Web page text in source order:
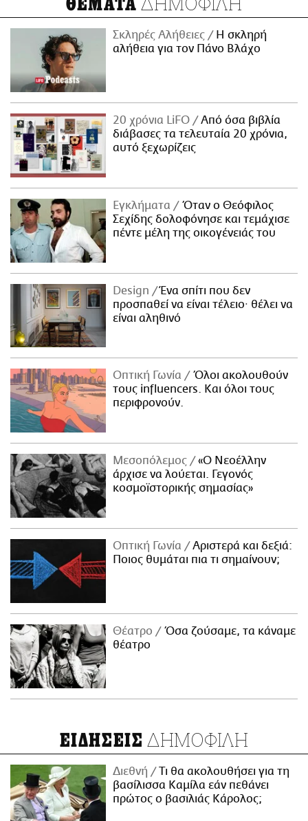
Σκληρές Αλήθειες
H σκληρή
αλήθεια για τον Πάνο Βλάχο
20 χρόνια LiFO
Από όσα βιβλία
διάβασες τα τελευταία 20 χρόνια,
αυτό ξεχωρίζεις
Εγκλήματα
Όταν ο Θεόφιλος
Σεχίδης δολοφόνησε και τεμάχισε
πέντε μέλη της οικογένειάς του
Design
Ένα σπίτι που δεν
προσπαθεί να είναι τέλειο· θέλει να
είναι αληθινό
Οπτική Γωνία
Όλοι ακολουθούν
τους influencers. Και όλοι τους
περιφρονούν.
Μεσοπόλεμος
«Ο Νεοέλλην
άρχισε να λούεται. Γεγονός
κοσμοϊστορικής σημασίας»
Οπτική Γωνία
Αριστερά και δεξιά:
Ποιος θυμάται πια τι σημαίνουν;
Θέατρο
Όσα ζούσαμε, τα κάναμε
θέατρο
ΕΙΔΗΣΕΙΣ ΔΗΜΟΦΙΛΗ
Διεθνή
Τι θα ακολουθήσει για τη
βασίλισσα Καμίλα εάν πεθάνει
πρώτος ο βασιλιάς Κάρολος;